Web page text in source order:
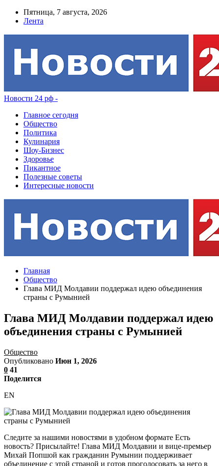
Пятница, 7 августа, 2026
Лента
Новости 24 рф -
Главное сегодня
Общество
Политика
Кулинария
Шоу-Бизнес
Здоровье
Пикантное
Полезные советы
Интересные новости
Главная
Общество
Глава МИД Молдавии поддержал идею объединения
страны с Румынией
Глава МИД Молдавии поддержал идею
объединения страны с Румынией
Общество
Опубликовано Июн 1, 2026
0 41
Поделится
EN
Следите за нашими новостями в удобном формате Есть
новость? Присылайте! Глава МИД Молдавии и вице-премьер
Михай Попшой как гражданин Румынии поддерживает
объединение с этой страной и готов проголосовать за него в